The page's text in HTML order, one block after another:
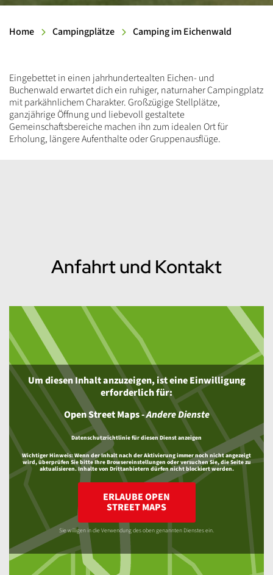
Home Campingplätze Camping im Eichenwald
Einleitung
Eingebettet in einen jahrhundertealten Eichen- und
Buchenwald erwartet dich ein ruhiger, naturnaher Campingplatz
mit parkähnlichem Charakter. Großzügige Stellplätze,
ganzjährige Öffnung und liebevoll gestaltete
Gemeinschaftsbereiche machen ihn zum idealen Ort für
Erholung, längere Aufenthalte oder Gruppenausflüge.
Anfahrt und Kontakt
Um diesen Inhalt anzuzeigen, ist eine Einwilligung
erforderlich für:
Open Street Maps-Andere Dienste
Datenschutzrichtlinie für diesen Dienst anzeigen
Wichtiger Hinweis:Wenn der Inhalt nach der Aktivierung immer noch nicht angezeigt
wird, überprüfen Sie bitte Ihre Browsereinstellungen oder versuchen Sie, die Seite zu
aktualisieren. Inhalte von Drittanbietern dürfen nicht blockiert werden.
ERLAUBE OPEN
STREET MAPS
Sie willigen in die Verwendung des oben genannten Dienstes ein.